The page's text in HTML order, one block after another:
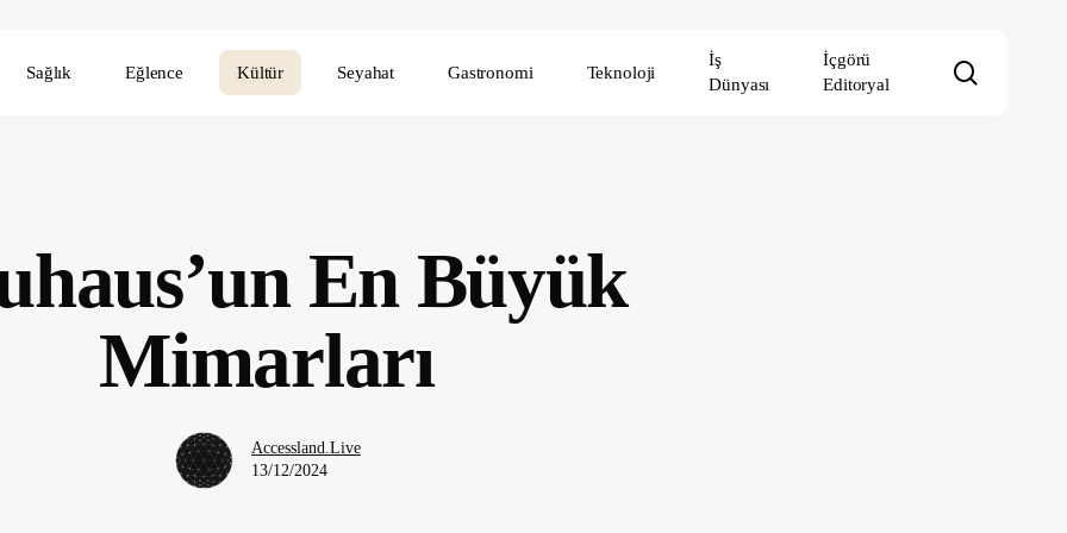
Sağlık Eğlence Kültür Seyahat Gastronomi Teknoloji
İş
Dünyası
İçgörü
Editoryal
En Büyük
Mimarları
Accessland.Live
13/12/2024